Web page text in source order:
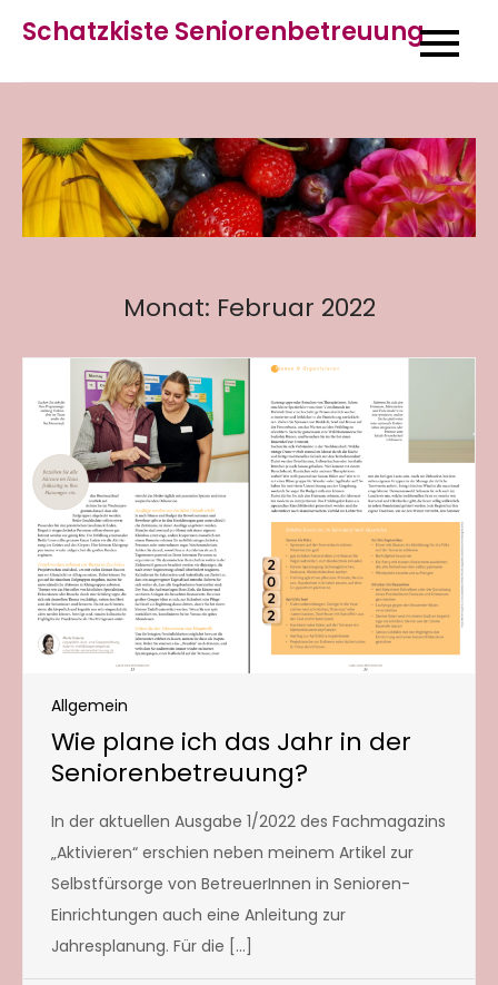
content
Schatzkiste Seniorenbetreuung
Monat: Februar 2022
Allgemein
Wie plane ich das Jahr in der
Seniorenbetreuung?
In der aktuellen Ausgabe 1/2022 des Fachmagazins
„Aktivieren“ erschien neben meinem Artikel zur
Selbstfürsorge von BetreuerInnen in Senioren-
Einrichtungen auch eine Anleitung zur
Jahresplanung. Für die […]